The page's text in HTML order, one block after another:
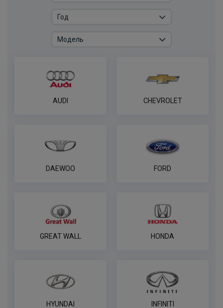
AUDI CHEVROLET
DAEWOO FORD
GREAT WALL HONDA
HYUNDAI INFINITI